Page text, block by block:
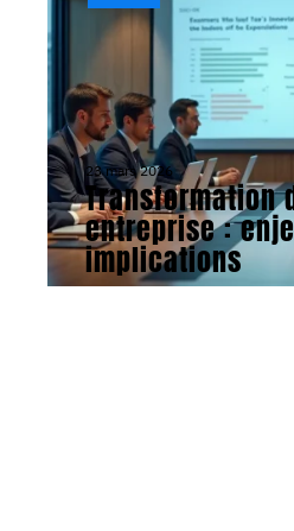
23 mars 2026
Transformation
entreprise :
implications